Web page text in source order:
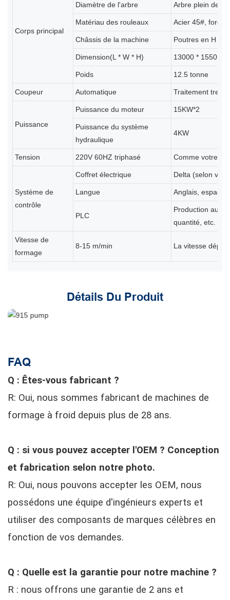
Corps principal
Diamètre de l'arbre Arbre plein de
Matériau des rouleaux Acier 45#, forgé
Châssis de la machine Poutres en H 450
Dimension(L * W * H) 13000 * 1550 *
Poids 12.5 tonne
Coupeur Automatique Traitement
Puissance
Puissance du moteur 15KW*2
Puissance du système
hydraulique
4KW
Tension 220V 60HZ triphasé Comme votre
Système de
contrôle
Coffret électrique Delta (selon vos
Langue Anglais,
PLC
Production
quantité, etc.
Vitesse de
formage
8-15 m/min La vitesse
Détails Du Produit
FAQ
Q : Êtes-vous fabricant ?
R: Oui, nous sommes fabricant de machines de
formage à froid depuis plus de 28 ans.
Q : si vous pouvez accepter l'OEM ? Conception
et fabrication selon notre photo.
R: Oui, nous pouvons accepter les OEM, nous
possédons une équipe d'ingénieurs experts et
utiliser des composants de marques célèbres en
fonction de vos demandes.
Q : Quelle est la garantie pour notre machine ?
R : nous offrons une garantie de 2 ans et